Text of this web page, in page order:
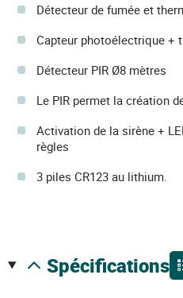
Détecteur de fumée et
Capteur photoélectrique +
Détecteur PIR Ø8 mètres
Le PIR permet la création
Activation de la sirène +
règles
3 piles CR123 au lithium.
spécifications